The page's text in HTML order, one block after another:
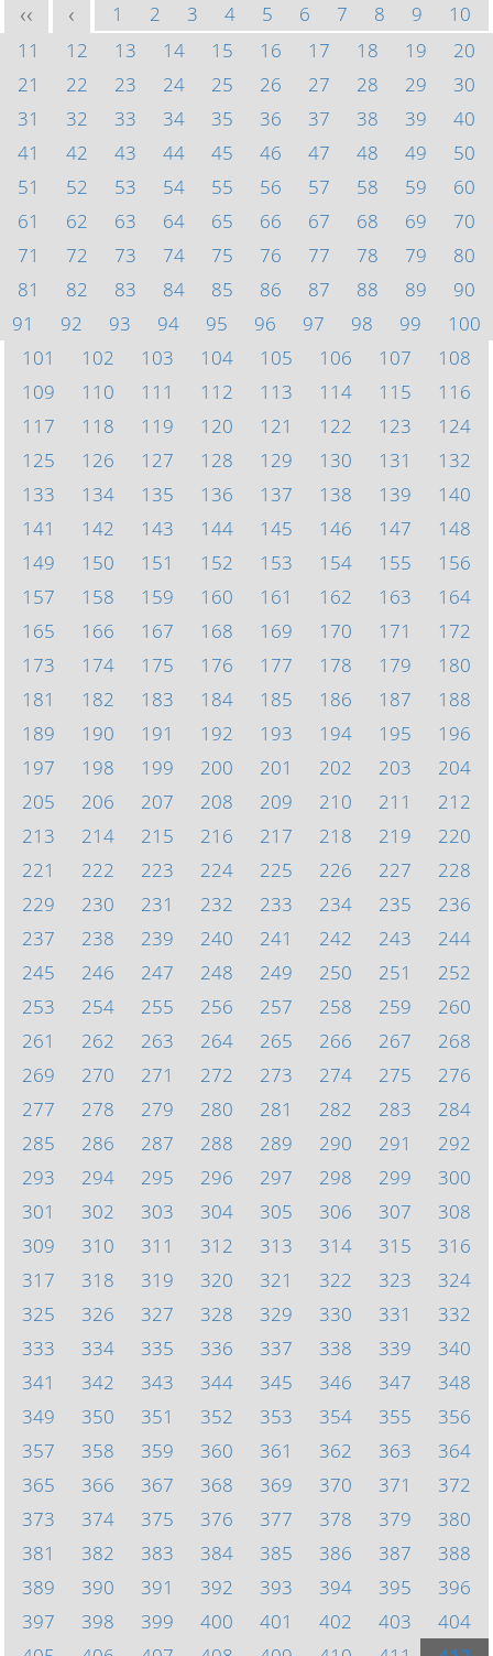
<< < 1 2 3 4 5 6 7 8 9
10
11
12 13 14 15 16 17 18 19
20
21
22 23 24 25 26 27 28 29
30
31
32 33 34 35 36 37 38 39
40
41
42 43 44 45 46 47 48 49
50
51
52 53 54 55 56 57 58 59
60
61
62 63 64 65 66 67 68 69
70
71
72 73 74 75 76 77 78 79
80
81
82 83 84 85 86 87 88 89
90
91
92 93 94 95 96 97 98 99
100
101
102 103 104 105 106 107
108
109
110 111 112 113 114 115
116
117
118 119 120 121 122 123
124
125
126 127 128 129 130 131
132
133
134 135 136 137 138 139
140
141
142 143 144 145 146 147
148
149
150 151 152 153 154 155
156
157
158 159 160 161 162 163
164
165
166 167 168 169 170 171
172
173
174 175 176 177 178 179
180
181
182 183 184 185 186 187
188
189
190 191 192 193 194 195
196
197
198 199 200 201 202 203
204
205
206 207 208 209 210 211
212
213
214 215 216 217 218 219
220
221
222 223 224 225 226 227
228
229
230 231 232 233 234 235
236
237
238 239 240 241 242 243
244
245
246 247 248 249 250 251
252
253
254 255 256 257 258 259
260
261
262 263 264 265 266 267
268
269
270 271 272 273 274 275
276
277
278 279 280 281 282 283
284
285
286 287 288 289 290 291
292
293
294 295 296 297 298 299
300
301
302 303 304 305 306 307
308
309
310 311 312 313 314 315
316
317
318 319 320 321 322 323
324
325
326 327 328 329 330 331
332
333
334 335 336 337 338 339
340
341
342 343 344 345 346 347
348
349
350 351 352 353 354 355
356
357
358 359 360 361 362 363
364
365
366 367 368 369 370 371
372
373
374 375 376 377 378 379
380
381
382 383 384 385 386 387
388
389
390 391 392 393 394 395
396
397
398 399 400 401 402 403
404